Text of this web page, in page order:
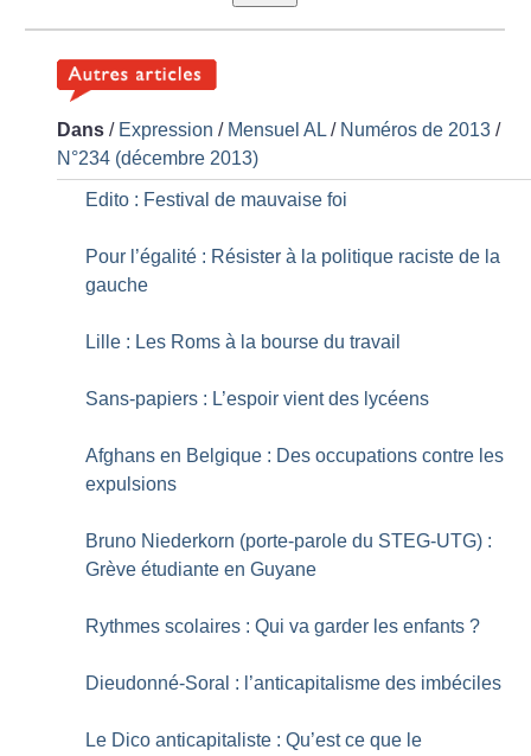
Dans / Expression / Mensuel AL / Numéros de 2013 /
N°234 (décembre 2013)
Edito : Festival de mauvaise foi
Pour l’égalité : Résister à la politique raciste de la
gauche
Lille : Les Roms à la bourse du travail
Sans-papiers : L’espoir vient des lycéens
Afghans en Belgique : Des occupations contre les
expulsions
Bruno Niederkorn (porte-parole du STEG-UTG) :
Grève étudiante en Guyane
Rythmes scolaires : Qui va garder les enfants ?
Dieudonné-Soral : l’anticapitalisme des imbéciles
Le Dico anticapitaliste : Qu’est ce que le